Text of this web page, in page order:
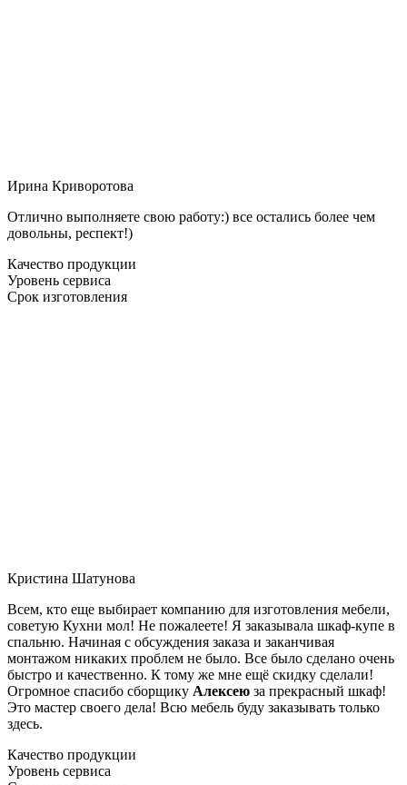
Ирина Криворотова
Отлично выполняете свою работу:) все остались более чем
довольны, респект!)
Качество продукции
Уровень сервиса
Срок изготовления
Кристина Шатунова
Всем, кто еще выбирает компанию для изготовления мебели,
советую Кухни мол! Не пожалеете! Я заказывала шкаф-купе в
спальню. Начиная с обсуждения заказа и заканчивая
монтажом никаких проблем не было. Все было сделано очень
быстро и качественно. К тому же мне ещё скидку сделали!
Огромное спасибо сборщику Алексею за прекрасный шкаф!
Это мастер своего дела! Всю мебель буду заказывать только
здесь.
Качество продукции
Уровень сервиса